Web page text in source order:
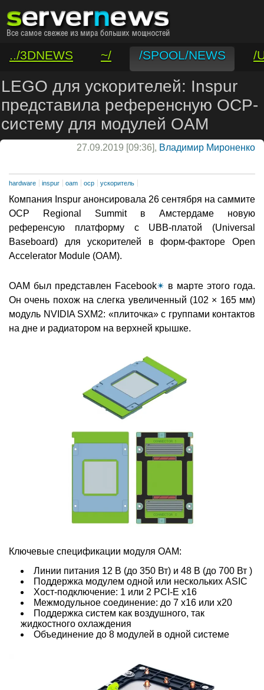
../3DNEWS ~/ /SPOOL/NEWS
/
/VAR/CONTACT
LEGO для ускорителей: Inspur
представила референсную OCP-
систему для модулей OAM
27.09.2019 [09:36], Владимир Мироненко
hardware inspur oam ocp ускоритель
Компания Inspur анонсировала 26 сентября на саммите
OCP Regional Summit в Амстердаме новую
референсую платформу с UBB-платой (Universal
Baseboard) для ускорителей в форм-факторе Open
Accelerator Module (OAM).
OAM был представлен Facebook✴ в марте этого года.
Он очень похож на слегка увеличенный (102 × 165 мм)
модуль NVIDIA SXM2: «плиточка» с группами контактов
на дне и радиатором на верхней крышке.
Ключевые спецификации модуля OAM:
Линии питания 12 В (до 350 Вт) и 48 В (до 700 Вт )
Поддержка модулем одной или нескольких ASIC
Хост-подключение: 1 или 2 PCI-E x16
Межмодульное соединение: до 7 x16 или x20
Поддержка систем как воздушного, так
жидкостного охлаждения
Объединение до 8 модулей в одной системе